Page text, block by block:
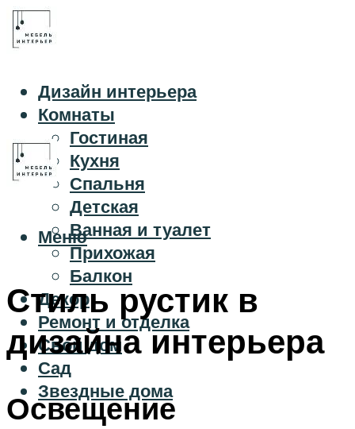
Дизайн интерьера
Комнаты
Гостиная
Кухня
Спальня
Детская
Ванная и туалет
Прихожая
Балкон
Декор
Ремонт и отделка
Свой дом
Сад
Звездные дома
Меню
Стиль рустик в
дизайна интерьера
Освещение